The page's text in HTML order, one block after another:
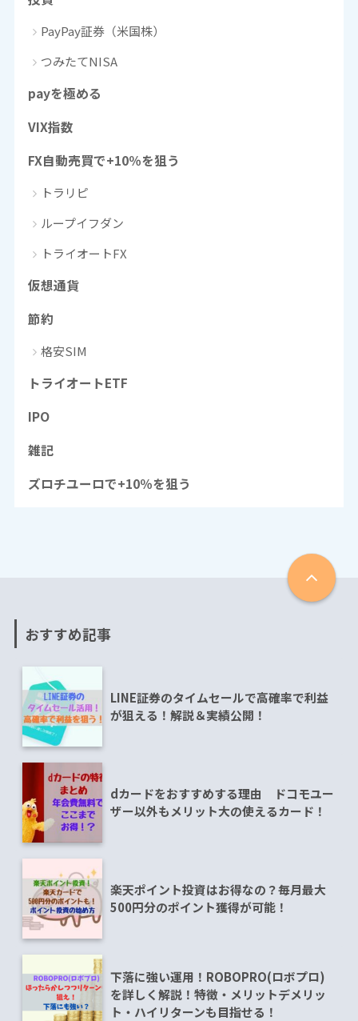
PayPay証券（米国株）
つみたてNISA
payを極める
VIX指数
FX自動売買で+10％を狙う
トラリピ
ループイフダン
トライオートFX
仮想通貨
節約
格安SIM
トライオートETF
IPO
雑記
ズロチユーロで+10％を狙う
おすすめ記事
LINE証券のタイムセールで高確率で利益
が狙える！解説＆実績公開！
dカードをおすすめする理由 ドコモユー
ザー以外もメリット大の使えるカード！
楽天ポイント投資はお得なの？毎月最大
500円分のポイント獲得が可能！
下落に強い運用！ROBOPRO(ロボプロ)
を詳しく解説！特徴・メリットデメリッ
ト・ハイリターンも目指せる！